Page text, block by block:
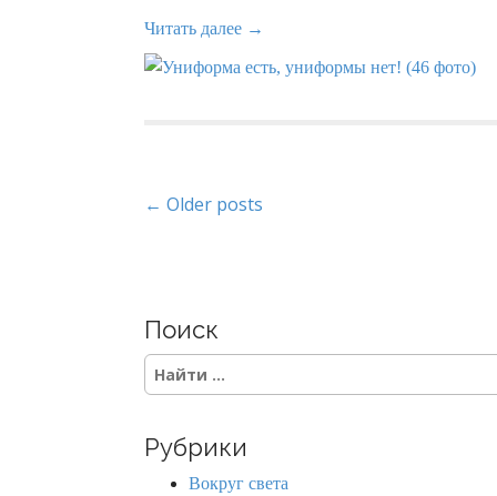
Читать далее →
P
t
s
n
a
← Older posts
Поиск
S
e
c
Рубрики
Вокруг света